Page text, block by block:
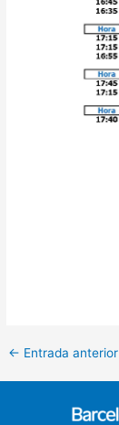
← Entrada anterior